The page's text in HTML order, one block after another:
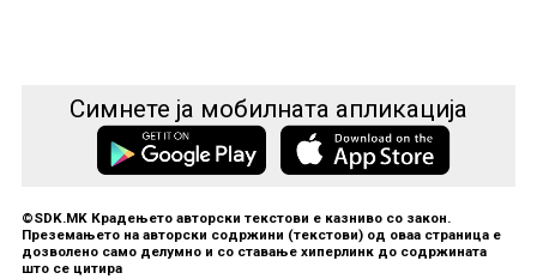
Симнете ја мобилната апликација
©SDK.MK Крадењето авторски текстови е казниво со закон.
Преземањето на авторски содржини (текстови) од оваа страница е
дозволено само делумно и со ставање хиперлинк до содржината
што се цитира